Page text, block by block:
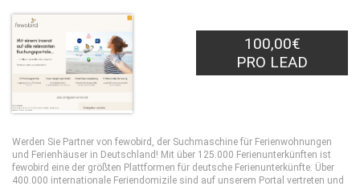
100,00€
PRO LEAD
Werden Sie Partner von fewobird, der Suchmaschine für Ferienwohnungen
und Ferienhäuser in Deutschland! Mit über 125.000 Ferienunterkünften ist
fewobird eine der größten Plattformen für deutsche Ferienunterkünfte. Über
400.000 internationale Feriendomizile sind auf unserem Portal vertreten und